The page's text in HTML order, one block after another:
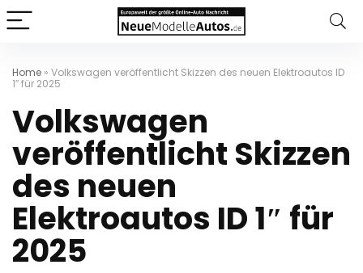
Home » Volkswagen veröffentlicht Skizzen des neuen Elektroautos ID
1″ für 2025
Volkswagen
veröffentlicht Skizzen
des neuen
Elektroautos ID 1″ für
2025